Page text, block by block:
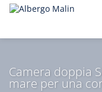
Camera doppia
mare per una